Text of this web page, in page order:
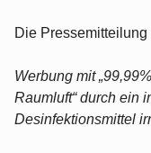
Die
Werbung mit
Raumluft“ durch ein
Desinfektionsmittel